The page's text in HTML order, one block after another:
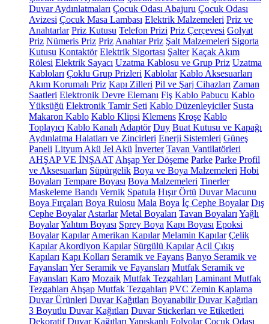
Duvar Aydınlatmaları Çocuk Odası Abajuru Çocuk Odası
Avizesi Çocuk Masa Lambası Elektrik Malzemeleri Priz ve
Anahtarlar Priz Kutusu Telefon Prizi Priz Çerçevesi Golyat
Priz Nümeris Priz Priz Anahtar Priz Şalt Malzemeleri Sigorta
Kutusu Kontaktör Elektrik Sigortası Şalter Kaçak Akım
Rölesi Elektrik Sayacı Uzatma Kablosu ve Grup Priz Uzatma
Kabloları Çoklu Grup Prizleri Kablolar Kablo Aksesuarları
Akım Korumalı Priz Kapı Zilleri Pil ve Şarj Cihazları Zaman
Saatleri Elektronik Devre Elemanı Fiş Kablo Pabucu Kablo
Yüksüğü Elektronik Tamir Seti Kablo Düzenleyiciler Susta
Makaron Kablo Kablo Klipsi Klemens Kroşe Kablo
Toplayıcı Kablo Kanalı Adaptör Duy Buat Kutusu ve Kapağı
Aydınlatma Halatları ve Zincirleri Enerji Sistemleri Güneş
Paneli Lityum Akü Jel Akü İnverter Tavan Vantilatörleri
AHŞAP VE İNŞAAT Ahşap Yer Döşeme Parke Parke Profil
ve Aksesuarları Süpürgelik Boya ve Boya Malzemeleri Hobi
Boyaları Tempare Boyası Boya Malzemeleri Tinerler
Maskeleme Bandı Vernik Spatula Hışır Örtü Duvar Macunu
Boya Fırçaları Boya Rulosu Mala Boya İç Cephe Boyalar Dış
Cephe Boyalar Astarlar Metal Boyaları Tavan Boyaları Yağlı
BoyalarYalıtım Boyası Sprey Boya Kapı Boyası Epoksi
Boyalar Kapılar Amerikan Kapılar Melamin Kapılar Çelik
Kapılar Akordiyon Kapılar Sürgülü Kapılar Acil Çıkış
Kapıları Kapı Kolları Seramik ve Fayans Banyo Seramik ve
Fayansları Yer Seramik ve Fayansları Mutfak Seramik ve
Fayansları Karo Mozaik Mutfak Tezgahları Laminant Mutfak
Tezgahları Ahşap Mutfak Tezgahları PVC Zemin Kaplama
Duvar Ürünleri Duvar Kağıtları Boyanabilir Duvar Kağıtları
3 Boyutlu Duvar Kağıtları Duvar Stickerları ve Etiketleri
Dekoratif Duvar Kağıtları Yapışkanlı Folyolar Çocuk Odası